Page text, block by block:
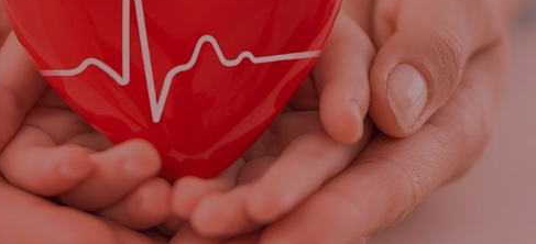
Türkçe
English